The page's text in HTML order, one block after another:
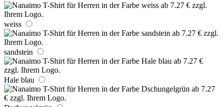
weiss
sandstein
Hale blau